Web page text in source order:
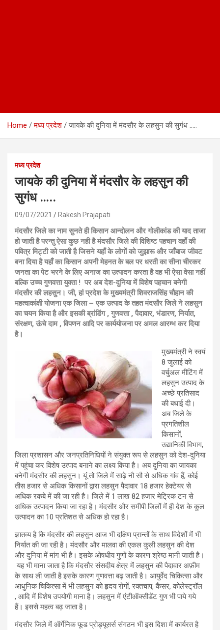
Home मध्य प्रदेश जायके की दुनिया में मंदसौर के लहसुन की सुगंध …..
मध्य प्रदेश
जायके की दुनिया में मंदसौर के लहसुन की
सुगंध …..
09/07/2021 Rakesh Prajapati
मंदसौर जिले का नाम सुनते ही किसान आन्दोलन और गोलीकांड की याद ताजा
हो जाती है परन्तु ऐसा कुछ नही है मंदसौर जिले की विशिष्ट पहचान वहाँ की
पवित्र मिट्टी को जाती है जिसने यहाँ के लोगों को जुझारू और जाँबाज जीवट
बना दिया है यहाँ का किसान अपनी मेहनत के बल पर धरती का सीना चीरकर
जनता का पेट भरने के लिए अनाज का उत्पादन करता है वह भी ऐसा वेसा नहीं
बल्कि उच्च गुणवत्ता युक्ता ! पर अब देश-दुनिया में विशेष पहचान बनेगी
मंदसौर की लहसुन। जी, हां प्रदेश के मुख्यमंत्री शिवराजसिंह चौहान की
महत्वाकांक्षी योजना एक जिला – एक उत्पाद के तहत मंदसौर जिले ने लहसुन
का चयन किया है और इसकी ब्रांडिंग , गुणवत्ता , पैदावार, भंडारण, निर्यात,
संरक्षण, ऊंचे दाम , विपणन आदि पर कार्ययोजना पर अमल आरम्भ कर दिया
है।
मुख्यमंत्री ने स्वयं
8 जुलाई को
वर्चुअल मीटिंग में
लहसुन उत्पाद के
अच्छे प्रतिसाद
की बधाई दी।
अब जिले के
प्रगतिशील
किसानों,
उद्यानिकी विभाग,
जिला प्रशासन और जनप्रतिनिधियों ने संयुक्त रूप से लहसुन को देश-दुनिया
में पहुंचा कर विशेष उत्पाद बनाने का लक्ष्य किया है। अब दुनिया का जायका
बनेगी मंदसौर की लहसुन। यूं तो जिले में साढ़े नौ सौ से अधिक गांव हैं, कोई
तीस हजार से अधिक किसानों द्वारा लहसुन पैदावार 18 हजार हेक्टेयर से
अधिक रकबे में की जा रही है। जिले में 1 लाख 82 हजार मेट्रिक टन से
अधिक उत्पादन किया जा रहा है। मंदसौर और समीपी जिलों में ही देश के कुल
उत्पादन का 10 प्रतिशत से अधिक हो रहा है।
ज्ञातव्य है कि मंदसौर की लहसुन आज भी दक्षिण प्रान्तों के साथ विदेशों में भी
निर्यात की जा रही है। मंदसौर और मालवा की एकल कुली लहसुन की देश
और दुनिया में मांग भी है। इसके ओषधीय गुणों के कारण श्रेष्ठ मानी जाती है।
यह भी माना जाता है कि मंदसौर संसदीय क्षेत्र में लहसुन की पैदावार अफ़ीम
के साथ ली जाती है इसके कारण गुणवत्ता बढ़ जाती है। आयुर्वेद चिकित्सा और
आधुनिक चिकित्सा में भी लहसुन को हृदय रोगों, रक्तचाप, कैंसर, कोलेस्ट्रॉल
, आदि में विशेष उपयोगी माना है। लहसुन में एंटीऑक्सीडेंट गुण भी पाये गये
हैं। इससे महत्व बढ़ जाता है।
मंदसौर जिले में ऑर्गेनिक फूड प्रोड्यूसर्स संगठन भी इस दिशा में कार्यरत है